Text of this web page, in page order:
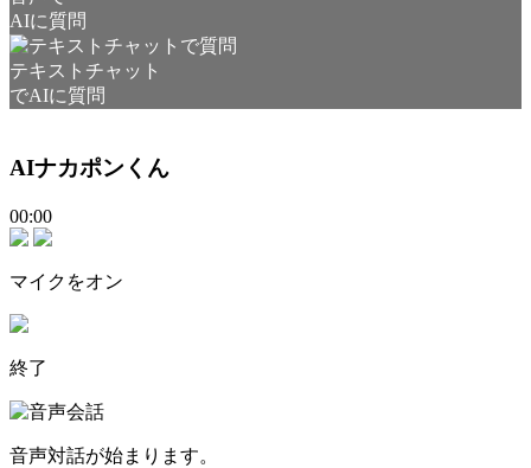
AIに質問
テキストチャット
でAIに質問
AIナカポンくん
00:00
マイクをオン
終了
音声対話が始まります。